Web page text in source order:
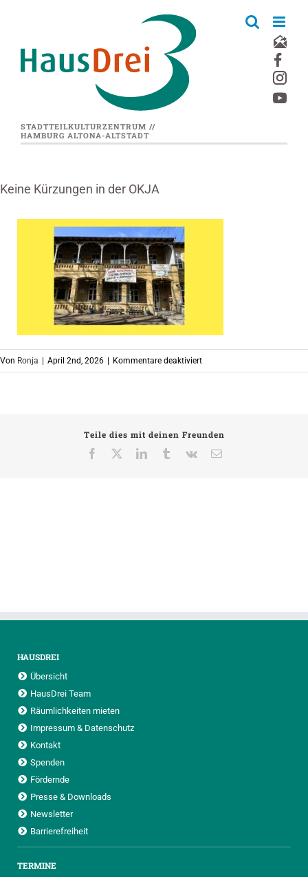
STADTTEILKULTURZENTRUM //
HAMBURG ALTONA-ALTSTADT
Keine Kürzungen in der OKJA
Von Ronja April 2nd, 2026 Kommentare deaktiviertfür
Keine
OKJA
Teile dies mit deinen Freunden
Facebook
LinkedInTumblrVk
E-
HAUSDREI
Übersicht
HausDrei Team
Räumlichkeiten mieten
Impressum & Datenschutz
Kontakt
Spenden
Fördernde
Presse & Downloads
Newsletter
Barrierefreiheit
TERMINE